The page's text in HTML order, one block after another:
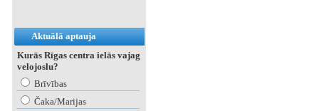
Aktuālā aptauja
Kurās Rīgas centra ielās vajag
velojoslu?
Brīvības
Čaka/Marijas